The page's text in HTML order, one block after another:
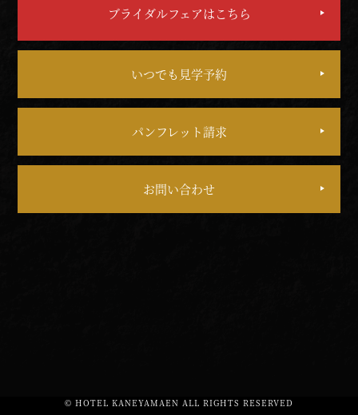
ブライダルフェアはこちら
いつでも見学予約
パンフレット請求
お問い合わせ
© HOTEL KANEYAMAEN ALL RIGHTS RESERVED